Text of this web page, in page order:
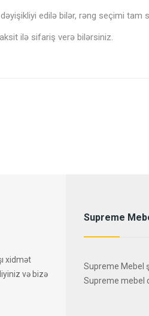
edilə bilər, rəng seçimi tam
ilə sifariş verə bilərsiniz.
xidmət
və bizə
Supreme
Supreme Mebel
Supreme mebel